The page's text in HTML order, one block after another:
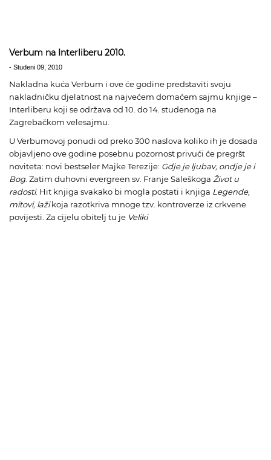
Verbum na Interliberu 2010.
- Studeni 09, 2010
Nakladna kuća Verbum i ove će godine predstaviti svoju
nakladničku djelatnost na najvećem domaćem sajmu knjige –
Interliberu koji se održava od 10. do 14. studenoga na
Zagrebačkom velesajmu.
U Verbumovoj ponudi od preko 300 naslova koliko ih je dosada
objavljeno ove godine posebnu pozornost privući će pregršt
noviteta: novi bestseler Majke Terezije: Gdje je ljubav, ondje je i
Bog. Zatim duhovni evergreen sv. Franje Saleškoga Život u
radosti. Hit knjiga svakako bi mogla postati i knjiga Legende,
mitovi, lažikoja razotkriva mnoge tzv. kontroverze iz crkvene
povijesti. Za cijelu obitelj tu je Veliki